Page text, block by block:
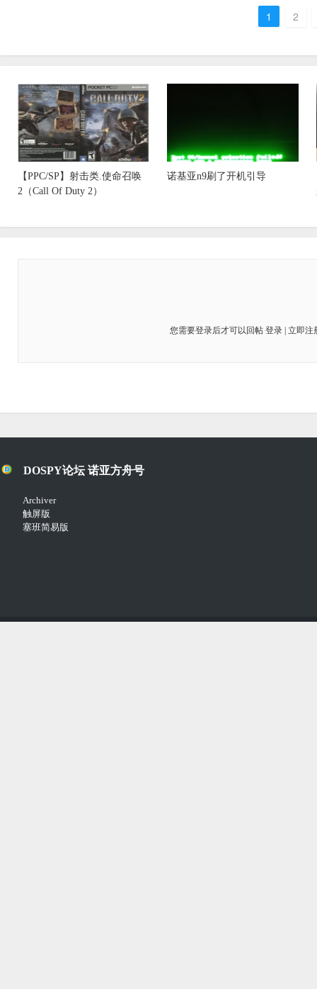
1 2
【PPC/SP】射击类.使命召唤
2（Call Of Duty 2）
诺基亚n9刷了开机引导
您需要登录后才可以回帖 登录| 立即注
DOSPY论坛 诺亚方舟号
Archiver
触屏版
塞班简易版